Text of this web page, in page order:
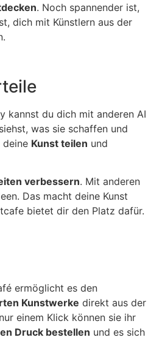
. Noch spannender ist,
dich mit Künstlern aus der
kannst du dich mit anderen AI
was sie schaffen und
deine Kunst teilen und
verbessern. Mit anderen
Das macht deine Kunst
bietet dir den Platz dafür.
ermöglicht es den
Kunstwerke direkt aus der
einem Klick können sie ihr
Druck bestellen und es sich